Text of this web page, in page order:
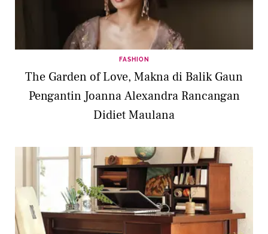
FASHION
The Garden of Love, Makna di Balik Gaun
Pengantin Joanna Alexandra Rancangan
Didiet Maulana